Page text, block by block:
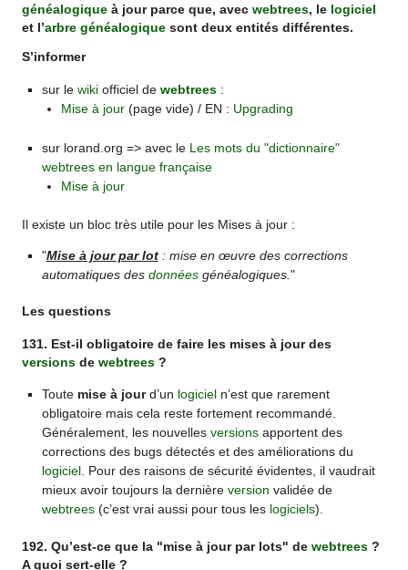
généalogique à jour parce que, avecwebtrees, le logiciel
et l’arbre généalogique sont deux entités différentes.
S’informer
sur le wikiofficiel de webtrees:
Mise à jour (page vide) / EN : Upgrading
sur lorand.org => avec le Les mots du "dictionnaire"
webtrees en langue française
Mise à jour
Il existe un bloc très utile pour les Mises à jour :
"Mise à jour par lot: mise en œuvre des corrections
automatiques des donnéesgénéalogiques."
Les questions
131. Est-il obligatoire de faire les mises à jour des
versions dewebtrees ?
Toute mise à jourd’un logicieln’est que rarement
obligatoire mais cela reste fortement recommandé.
Généralement, les nouvelles versionsapportent des
corrections des bugs détectés et des améliorations du
logiciel. Pour des raisons de sécurité évidentes, il vaudrait
mieux avoir toujours la dernière version validée de
webtrees(c’est vrai aussi pour tous les logiciels).
192. Qu’est-ce que la "mise à jour par lots" dewebtrees ?
A quoi sert-elle ?